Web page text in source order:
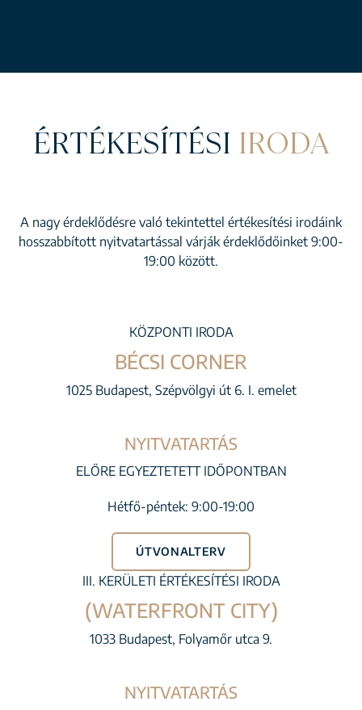
ÉRTÉKESÍTÉSI IRODA
A nagy érdeklődésre való tekintettel értékesítési irodáink
hosszabbított nyitvatartással várják érdeklődőinket 9:00-
19:00 között.
KÖZPONTI IRODA
BÉCSI CORNER
1025 Budapest, Szépvölgyi út 6. I. emelet
NYITVATARTÁS
ELŐRE EGYEZTETETT IDŐPONTBAN
Hétfő-péntek: 9:00-19:00
ÚTVONALTERV
III. KERÜLETI ÉRTÉKESÍTÉSI IRODA
(WATERFRONT CITY)
1033 Budapest, Folyamőr utca 9.
NYITVATARTÁS